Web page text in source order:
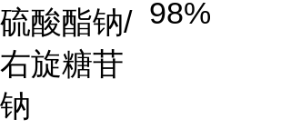
硫酸酯钠/
右旋糖苷
钠
98%